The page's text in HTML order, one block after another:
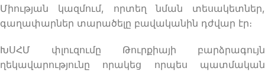
Միության կազմում, որտեղ նման տեսակետներ,
գաղափարներ տարածելը բավականին դժվար էր։
ԽՍՀՄ փլուզումը Թուրքիայի բարձրագույն
ղեկավարությունը որակեց որպես պատմական